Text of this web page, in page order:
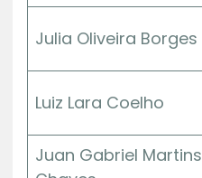
Julia Oliveira Borges
Luiz Lara Coelho
Juan Gabriel Martins